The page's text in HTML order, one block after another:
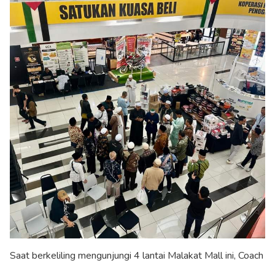
Saat berkeliling mengunjungi 4 lantai Malakat Mall ini, Coach